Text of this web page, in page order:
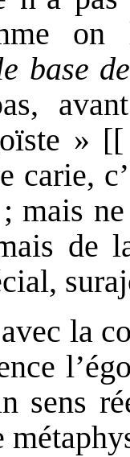
base
»
carie,
mais
de
la
sens